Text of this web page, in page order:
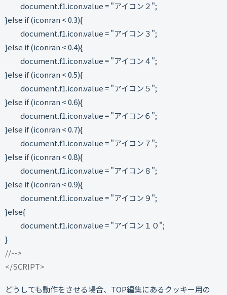
document.f1.icon.value = "アイコン２";
}else if (iconran < 0.3){
document.f1.icon.value = "アイコン３";
}else if (iconran < 0.4){
document.f1.icon.value = "アイコン４";
}else if (iconran < 0.5){
document.f1.icon.value = "アイコン５";
}else if (iconran < 0.6){
document.f1.icon.value = "アイコン６";
}else if (iconran < 0.7){
document.f1.icon.value = "アイコン７";
}else if (iconran < 0.8){
document.f1.icon.value = "アイコン８";
}else if (iconran < 0.9){
document.f1.icon.value = "アイコン９";
}else{
document.f1.icon.value = "アイコン１０";
}
//-->
</SCRIPT>
どうしても動作をさせる場合、TOP編集にあるクッキー用の